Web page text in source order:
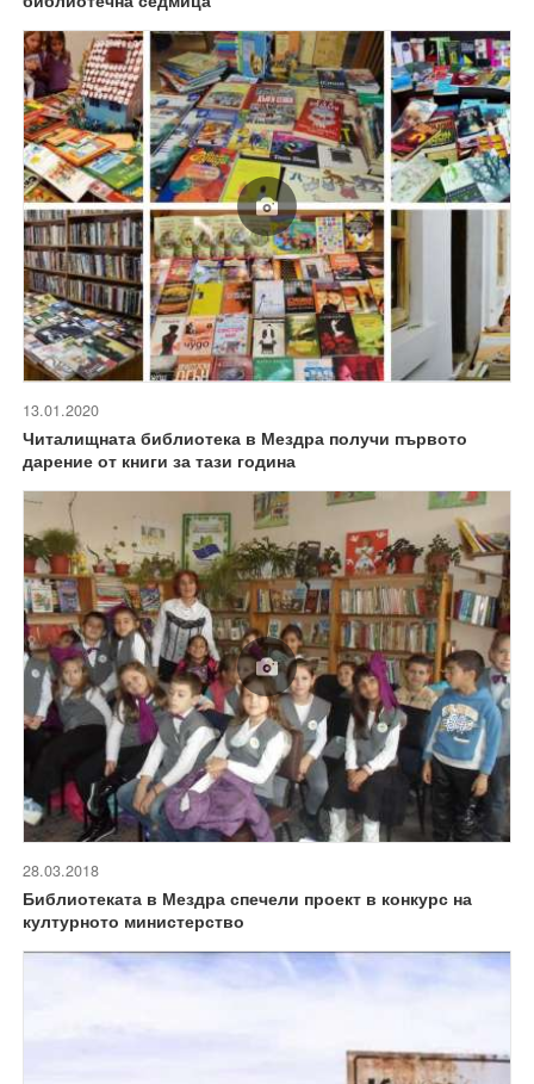
13.01.2020
Читалищната библиотека в Мездра получи първото
дарение от книги за тази година
28.03.2018
Библиотеката в Мездра спечели проект в конкурс на
културното министерство